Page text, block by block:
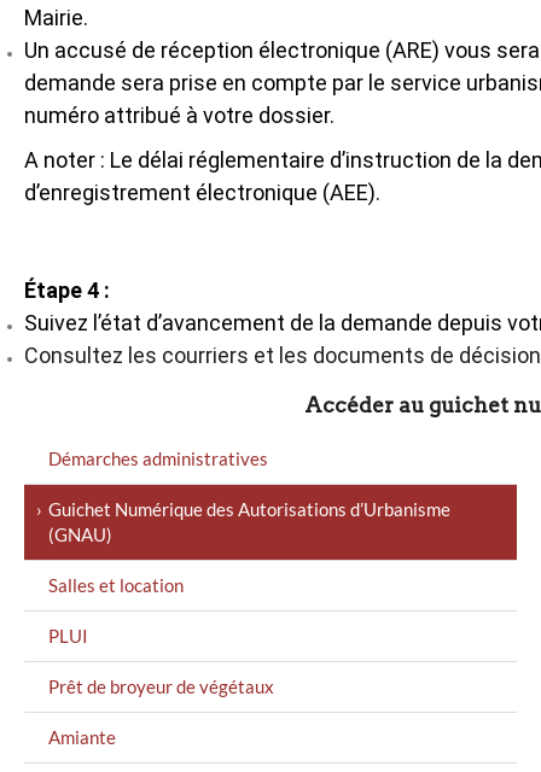
Mairie.
Un accusé de réception électronique (ARE) vous
demande sera prise en compte par le service
numéro attribué à votre dossier.
A noter : Le délai réglementaire d’instruction de la
d’enregistrement électronique (AEE).
Étape 4 :
Suivez l’état d’avancement de la demande depuis
Consultez les courriers et les documents de
Accéder au guichet
MENU
GAUCHE
Démarches administratives
Guichet Numérique des Autorisations d’Urbanisme
(GNAU)
Salles et location
PLUI
Prêt de broyeur de végétaux
Amiante